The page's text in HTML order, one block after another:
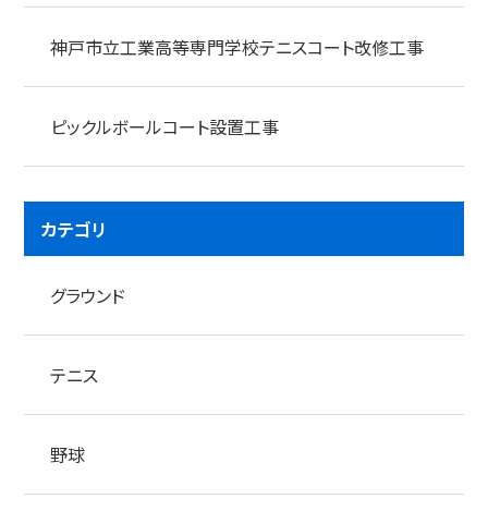
神戸市立工業高等専門学校テニスコート改修工事
ピックルボールコート設置工事
カテゴリ
グラウンド
テニス
野球